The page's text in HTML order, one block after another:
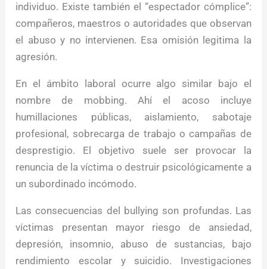
individuo. Existe también el “espectador cómplice”:
compañeros, maestros o autoridades que observan
el abuso y no intervienen. Esa omisión legitima la
agresión.
En el ámbito laboral ocurre algo similar bajo el
nombre de mobbing. Ahí el acoso incluye
humillaciones públicas, aislamiento, sabotaje
profesional, sobrecarga de trabajo o campañas de
desprestigio. El objetivo suele ser provocar la
renuncia de la víctima o destruir psicológicamente a
un subordinado incómodo.
Las consecuencias del bullying son profundas. Las
víctimas presentan mayor riesgo de ansiedad,
depresión, insomnio, abuso de sustancias, bajo
rendimiento escolar y suicidio. Investigaciones